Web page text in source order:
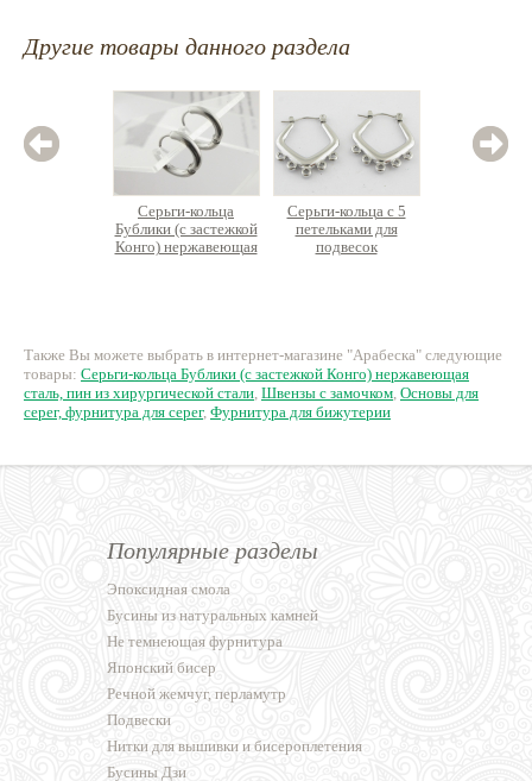
Другие товары данного раздела
Серьги-кольца
Бублики (с застежкой
Конго) нержавеющая
Серьги-кольца с 5
петельками для
подвесок
Также Вы можете выбрать в интернет-магазине "Арабеска" следующие
товары: Серьги-кольца Бублики (с застежкой Конго) нержавеющая
сталь, пин из хирургической стали, Швензы с замочком, Основы для
серег, фурнитура для серег, Фурнитура для бижутерии
Популярные разделы
Эпоксидная смола
Бусины из натуральных камней
Не темнеющая фурнитура
Японский бисер
Речной жемчуг, перламутр
Подвески
Нитки для вышивки и бисероплетения
Бусины Дзи